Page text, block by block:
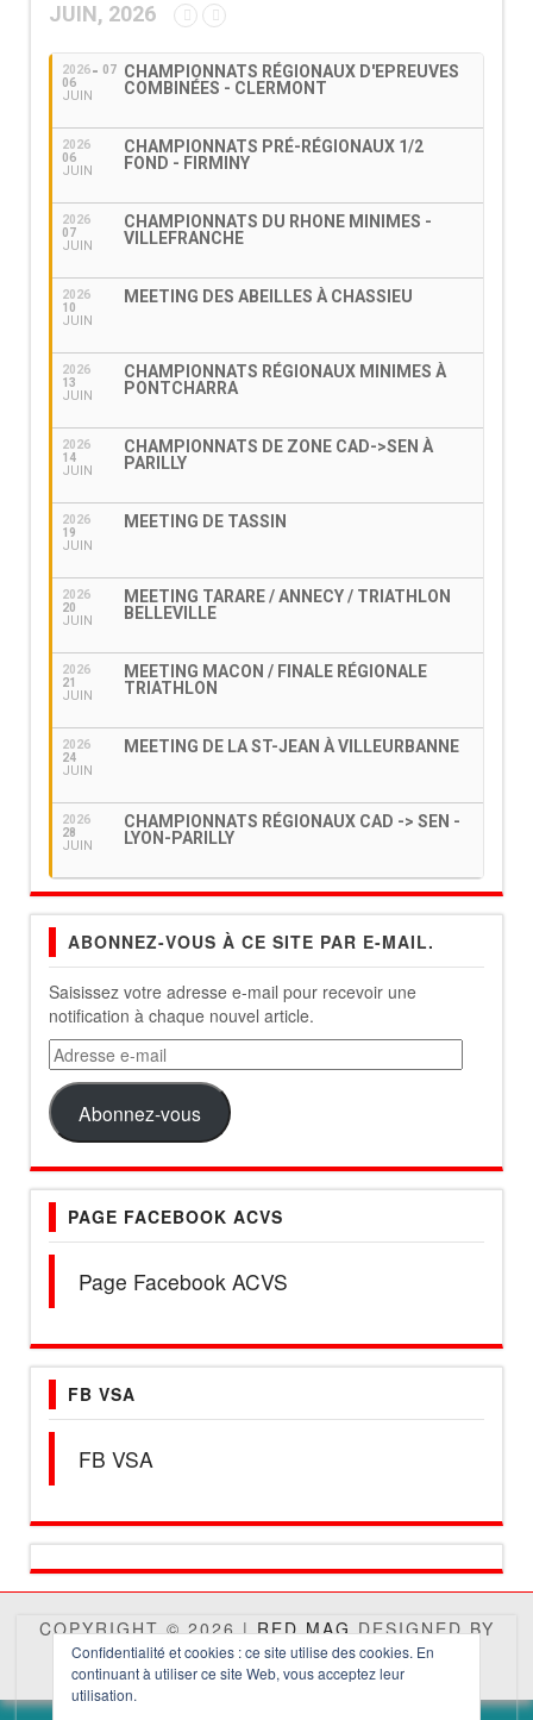
Confidentialité et cookies : ce site utilise des cookies. En
continuant à utiliser ce site Web, vous acceptez leur
utilisation.
JUIN, 2026
2026
06
JUIN
07
CHAMPIONNATS RÉGIONAUX D'EPREUVES
COMBINÉES - CLERMONT
2026
06
JUIN
CHAMPIONNATS PRÉ-RÉGIONAUX 1/2
FOND - FIRMINY
2026
07
JUIN
CHAMPIONNATS DU RHONE MINIMES -
VILLEFRANCHE
2026
10
JUIN
MEETING DES ABEILLES À CHASSIEU
2026
13
JUIN
CHAMPIONNATS RÉGIONAUX MINIMES À
PONTCHARRA
2026
14
JUIN
CHAMPIONNATS DE ZONE CAD->SEN À
PARILLY
2026
19
JUIN
MEETING DE TASSIN
2026
20
JUIN
MEETING TARARE / ANNECY / TRIATHLON
BELLEVILLE
2026
21
JUIN
MEETING MACON / FINALE RÉGIONALE
TRIATHLON
2026
24
JUIN
MEETING DE LA ST-JEAN À VILLEURBANNE
2026
28
JUIN
CHAMPIONNATS RÉGIONAUX CAD -> SEN -
LYON-PARILLY
ABONNEZ-VOUS À CE SITE PAR E-MAIL.
Saisissez votre adresse e-mail pour recevoir une
notification à chaque nouvel article.
Adresse
e-
mail
Abonnez-vous
PAGE FACEBOOK ACVS
Page Facebook ACVS
FB VSA
FB VSA
COPYRIGHT © 2026 |RED MAGDESIGNED BY
THEMES4WP